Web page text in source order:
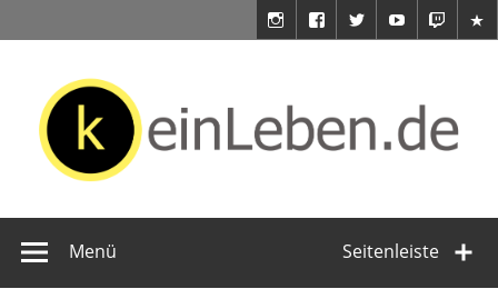
springen
Seitenleiste
Menü